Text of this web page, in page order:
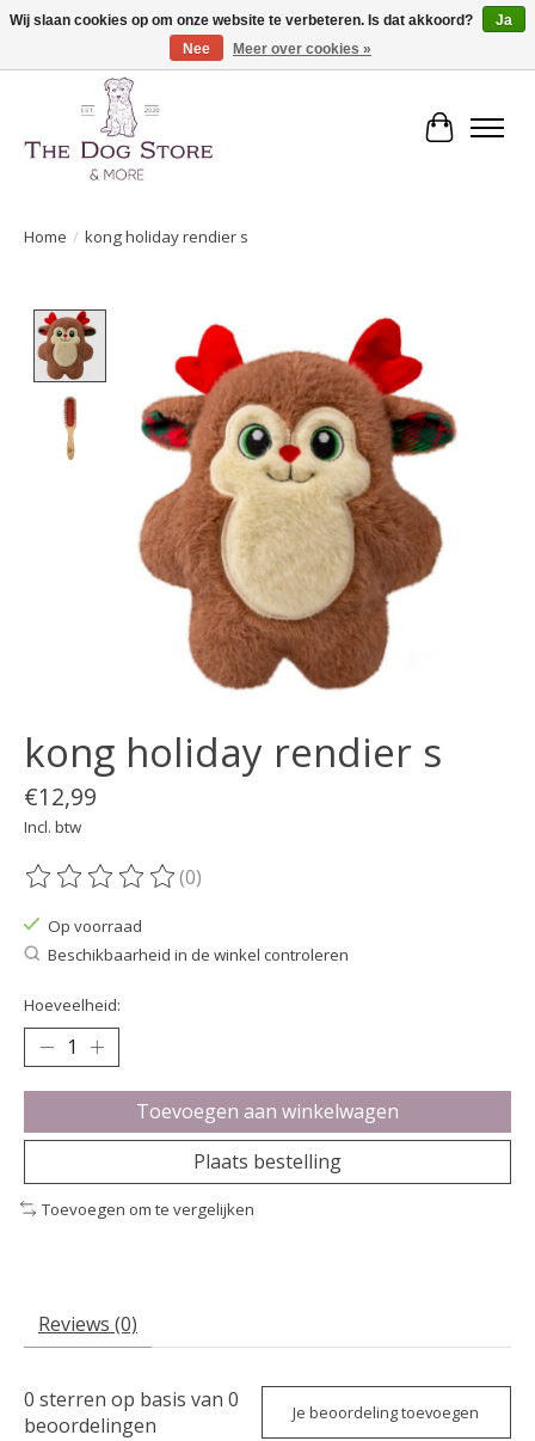
De speciaalzaak in hondenartikelen en meer!
Home / kong holiday rendier s
Product image slideshow Items
kong holiday rendier s
€12,99
Incl. btw
De beoordeling van dit product is
(0)
Op voorraad
Beschikbaarheid in de winkel controleren
Hoeveelheid:
Toevoegen aan winkelwagen
Plaats bestelling
Toevoegen om te vergelijken
Reviews (0)
0 sterren op basis van 0
beoordelingen
Je beoordeling toevoegen
Wij slaan cookies op om onze website te verbeteren. Is dat akkoord?
Ja
Nee
Meer over cookies »